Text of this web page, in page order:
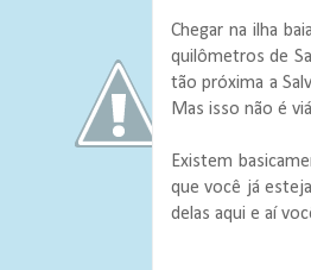
Chegar na ilha
quilômetros de
tão próxima a
Mas isso não é
Existem
que você já
delas aqui e aí